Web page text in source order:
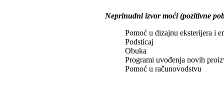
Neprinudni izvor moći (pozitivne
Pomoć u dizajnu eksterijera i
Podsticaj
Obuka
Programi uvođenja novih
Pomoć u računovodstvu